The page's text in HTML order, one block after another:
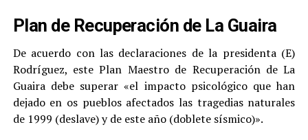
Plan de Recuperación de La Guaira
De acuerdo con las declaraciones de la presidenta (E)
Rodríguez, este Plan Maestro de Recuperación de La
Guaira debe superar «el impacto psicológico que han
dejado en os pueblos afectados las tragedias naturales
de 1999 (deslave) y de este año (doblete sísmico)».